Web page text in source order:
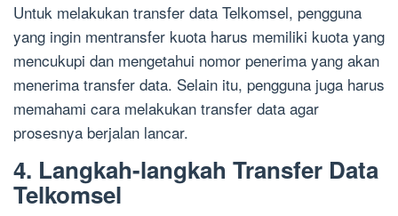
Untuk melakukan transfer data Telkomsel, pengguna
yang ingin mentransfer kuota harus memiliki kuota yang
mencukupi dan mengetahui nomor penerima yang akan
menerima transfer data. Selain itu, pengguna juga harus
memahami cara melakukan transfer data agar
prosesnya berjalan lancar.
4. Langkah-langkah Transfer Data
Telkomsel